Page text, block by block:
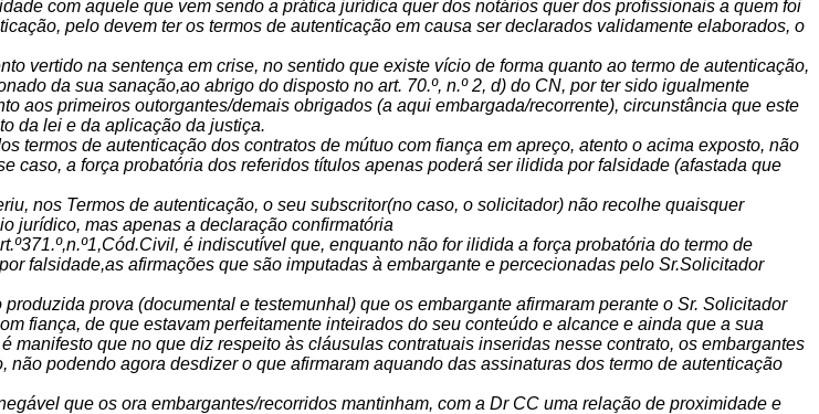
com aquele que vem sendo a prática jurídica quer dos notários quer dos profissionais a quem foi
pelo devem ter os termos de autenticação em causa ser declarados validamente elaborados, o
vertido na sentença em crise, no sentido que existe vício de forma quanto ao termo de autenticação,
da sua sanação,ao abrigo do disposto no art. 70.º, n.º 2, d) do CN, por ter sido igualmente
aos primeiros outorgantes/demais obrigados (a aqui embargada/recorrente), circunstância que este
da lei e da aplicação da justiça.
termos de autenticação dos contratos de mútuo com fiança em apreço, atento o acima exposto, não
caso, a força probatória dos referidos títulos apenas poderá ser ilidida por falsidade (afastada que
nos Termos de autenticação, o seu subscritor(no caso, o solicitador) não recolhe quaisquer
jurídico, mas apenas a declaração confirmatória
é indiscutível que, enquanto não for ilidida a força probatória do termo de
falsidade,as afirmações que são imputadas à embargante e percecionadas pelo Sr.Solicitador
prova (documental e testemunhal) que os embargante afirmaram perante o Sr. Solicitador
fiança, de que estavam perfeitamente inteirados do seu conteúdo e alcance e ainda que a sua
manifesto que no que diz respeito às cláusulas contratuais inseridas nesse contrato, os embargantes
não podendo agora desdizer o que afirmaram aquando das assinaturas dos termo de autenticação
que os ora embargantes/recorridos mantinham, com a Dr CC uma relação de proximidade e